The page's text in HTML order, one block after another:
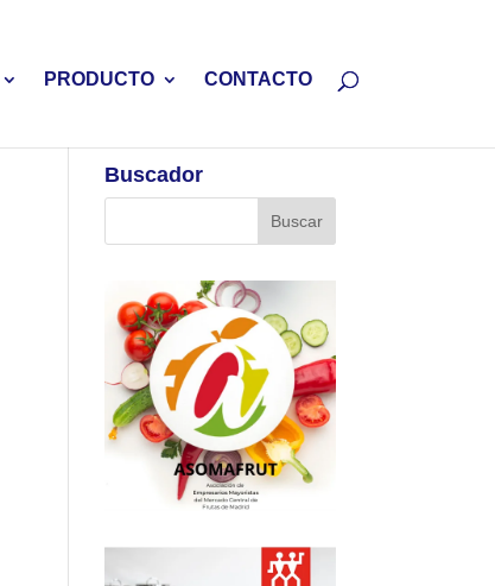
PRODUCTO CONTACTO
Buscador